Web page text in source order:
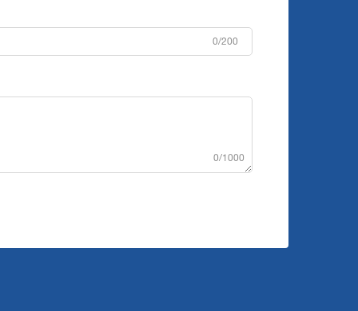
0/200
0/1000